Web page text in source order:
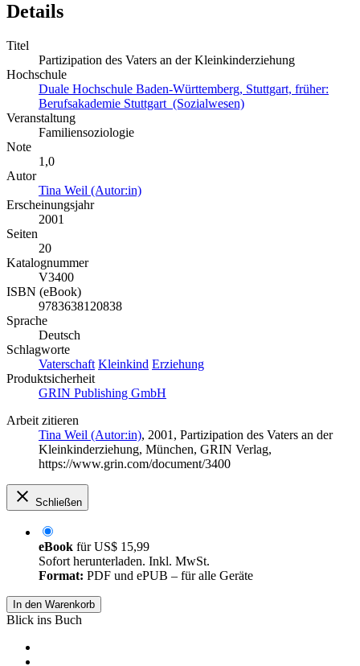
Details
Titel
Partizipation des Vaters an der Kleinkinderziehung
Hochschule
Duale Hochschule Baden-Württemberg, Stuttgart, früher:
Berufsakademie Stuttgart (Sozialwesen)
Veranstaltung
Familiensoziologie
Note
1,0
Autor
Tina Weil (Autor:in)
Erscheinungsjahr
2001
Seiten
20
Katalognummer
V3400
ISBN (eBook)
9783638120838
Sprache
Deutsch
Schlagworte
Vaterschaft Kleinkind Erziehung
Produktsicherheit
GRIN Publishing GmbH
Arbeit zitieren
Tina Weil (Autor:in), 2001, Partizipation des Vaters an der
Kleinkinderziehung, München, GRIN Verlag,
https://www.grin.com/document/3400
Schließen
eBook fürUS$ 15,99
Sofort herunterladen. Inkl. MwSt.
Format: PDF und ePUB – für alle Geräte
In den Warenkorb
Blick ins Buch